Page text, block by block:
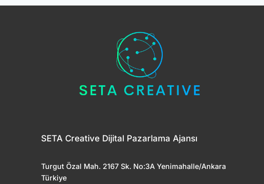
SETA Creative Dijital Pazarlama Ajansı
Turgut Özal Mah. 2167 Sk. No:3A Yenimahalle/Ankara
Türkiye